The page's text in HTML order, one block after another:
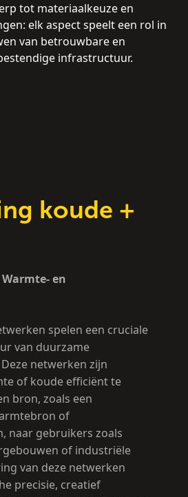
tot materiaalkeuze en
elk aspect speelt een rol in
van betrouwbare en
infrastructuur.
koude +
en
spelen een cruciale
van duurzame
netwerken zijn
of koude efficiënt te
bron, zoals een
of
naar gebruikers zoals
of industriële
van deze netwerken
precisie, creatief